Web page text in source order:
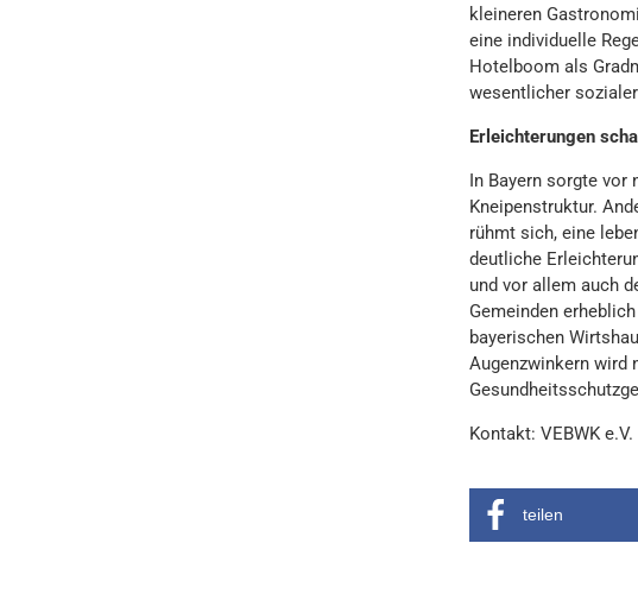
kleineren
eine individuelle
Hotelboom als
wesentlicher
Erleichterungen
In Bayern sorgte vor
Kneipenstruktur.
rühmt sich, eine
deutliche
und vor allem auch
Gemeinden
bayerischen
Augenzwinkern wird
Kontakt: VEBWK
teilen